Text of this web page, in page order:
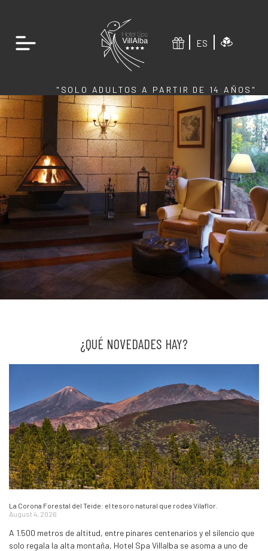
ES
"SOLO ADULTOS A PARTIR DE 14 AÑOS"
¿QUÉ NOVEDADES HAY?
La Corona Forestal del Teide: el tesoro natural que rodea Vilaflor.
August 4, 2026
A 1.500 metros de altitud, entre pinares centenarios y el silencio que
solo regala la alta montaña, Hotel Spa Villalba se asoma a uno de